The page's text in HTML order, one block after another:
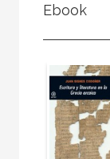
Ciencias
Lengua y
Antiguo
MATERIAS
Ebook